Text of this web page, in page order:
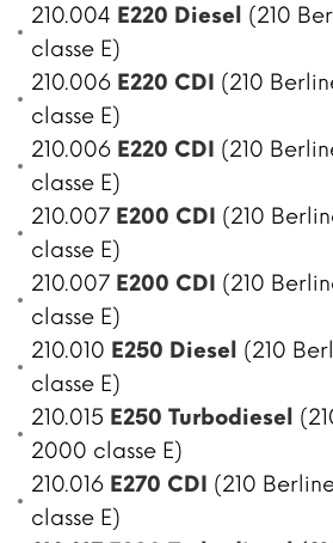
210.004 E220 Diesel (210
classe E)
210.006 E220 CDI (210
classe E)
210.006 E220 CDI (210
classe E)
210.007 E200 CDI (210
classe E)
210.007 E200 CDI (210
classe E)
210.010 E250 Diesel (210
classe E)
210.015 E250 Turbodiesel
2000 classe E)
210.016 E270 CDI (210
classe E)